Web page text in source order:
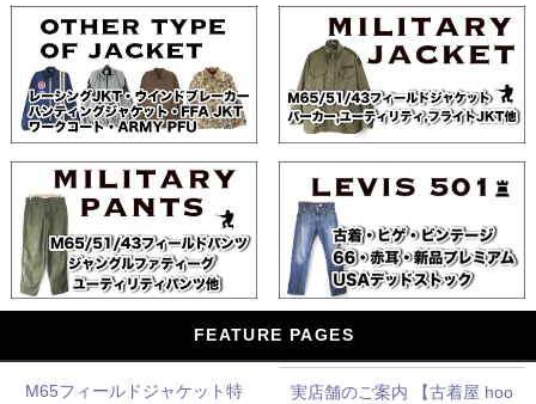
FEATURE PAGES
M65フィールドジャケット特
実店舗のご案内 【古着屋 hoo